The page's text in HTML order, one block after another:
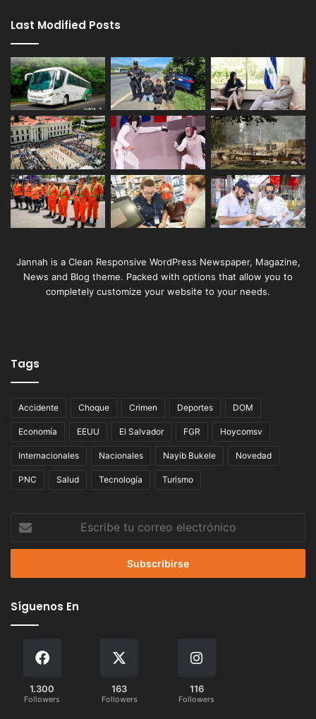
Last Modified Posts
Jannah is a Clean Responsive WordPress Newspaper, Magazine,
News and Blog theme. Packed with options that allow you to
completely customize your website to your needs.
Tags
Accidente Choque Crimen Deportes DOM
Economía EEUU El Salvador FGR Hoycomsv
Internacionales Nacionales Nayib Bukele Novedad
PNC Salud Tecnología Turismo
correo
Síguenos En
1.300
Followers
163
Followers
116
Followers